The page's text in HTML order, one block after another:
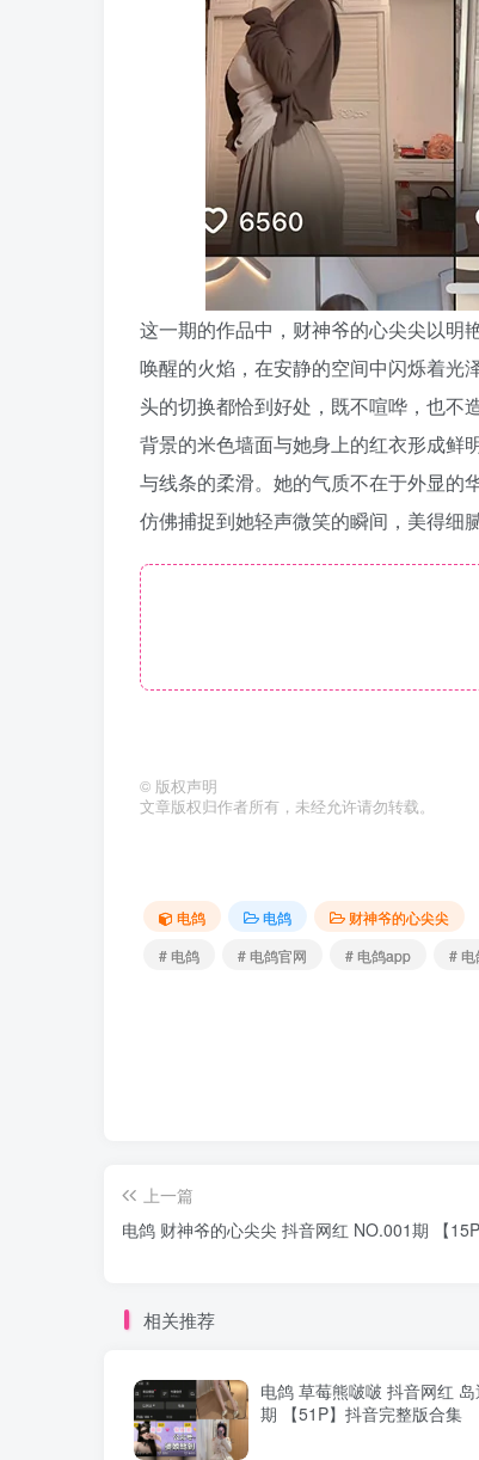
这一期的作品中，财神爷的心尖尖以明
唤醒的火焰，在安静的空间中闪烁着光
头的切换都恰到好处，既不喧哗，也不
背景的米色墙面与她身上的红衣形成
与线条的柔滑。她的气质不在于外显的
仿佛捕捉到她轻声微笑的瞬间，美得细
© 版权声明
文章版权归作者所有，未经允许请勿转载。
电鸽 电鸽
财神爷的心尖尖
# 电鸽
# 电鸽官网 # 电鸽app # 电
上一篇
电鸽 财神爷的心尖尖 抖音网红 NO.001期 【
相关推荐
电鸽 草莓熊啵啵 抖音网红
期 【51P】抖音完整版合集